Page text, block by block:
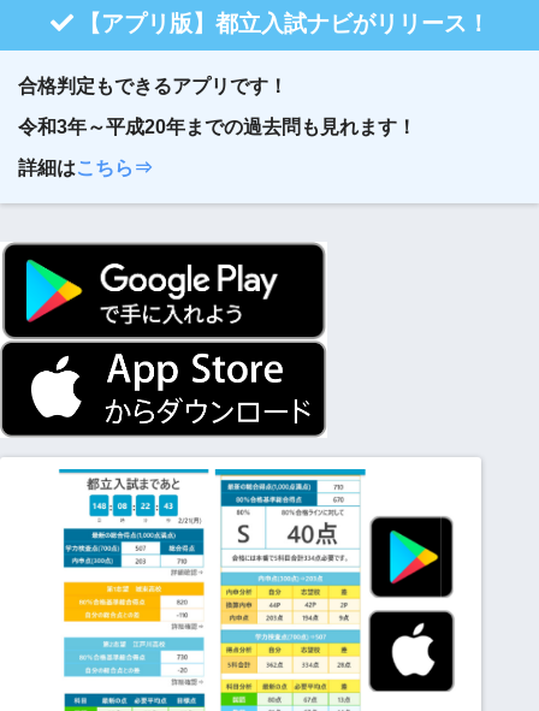
【アプリ版】都立入試ナビがリリース！
合格判定もできるアプリです！
令和3年～平成20年までの過去問も見れます！
詳細はこちら⇒